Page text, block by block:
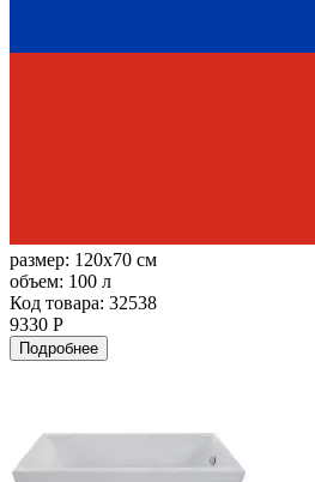
размер: 120x70 см
объем: 100 л
Код товара: 32538
9330 Р
Подробнее